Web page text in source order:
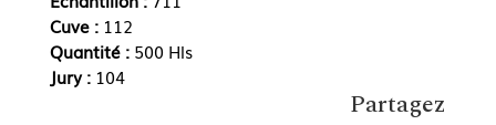
Cuve : 112
Quantité : 500 Hls
Jury : 104
Partagez